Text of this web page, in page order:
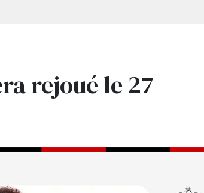
rejoué le 27